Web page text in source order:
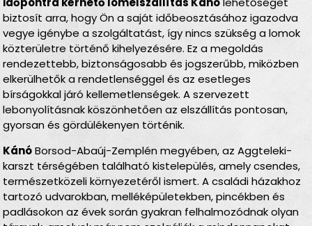
biztosít arra, hogy Ön a saját időbeosztásához igazodva
vegye igénybe a szolgáltatást, így nincs szükség a lomok
közterületre történő kihelyezésére. Ez a megoldás
rendezettebb, biztonságosabb és jogszerűbb, miközben
elkerülhetők a rendetlenséggel és az esetleges
bírságokkal járó kellemetlenségek. A szervezett
lebonyolításnak köszönhetően az elszállítás pontosan,
gyorsan és gördülékenyen történik.
KánóBorsod-Abaúj-Zemplén megyében, az Aggteleki-
karszt térségében található kistelepülés, amely csendes,
természetközeli környezetéről ismert. A családi házakhoz
tartozó udvarokban, melléképületekben, pincékben és
padlásokon az évek során gyakran felhalmozódnak olyan